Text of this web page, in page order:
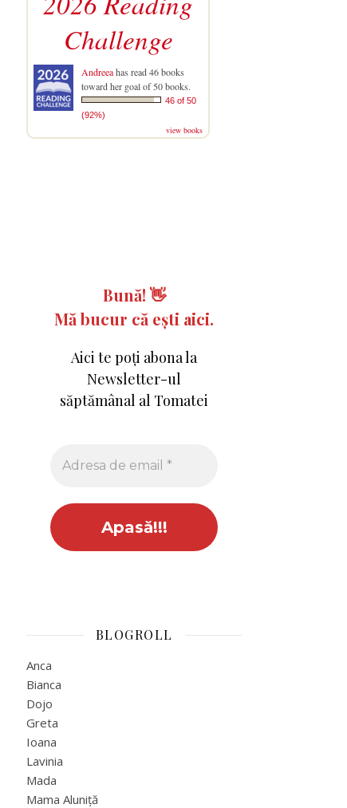
Challenge
Andreeahas read 46 books
toward her goal of 50 books.
46 of 50
(92%)
view books
Bună! 👋
Mă bucur că ești aici.
Aici te poți abona la
Newsletter-ul
săptămânal al Tomatei
BLOGROLL
Anca
Bianca
Dojo
Greta
Ioana
Lavinia
Mada
Mama Aluniță